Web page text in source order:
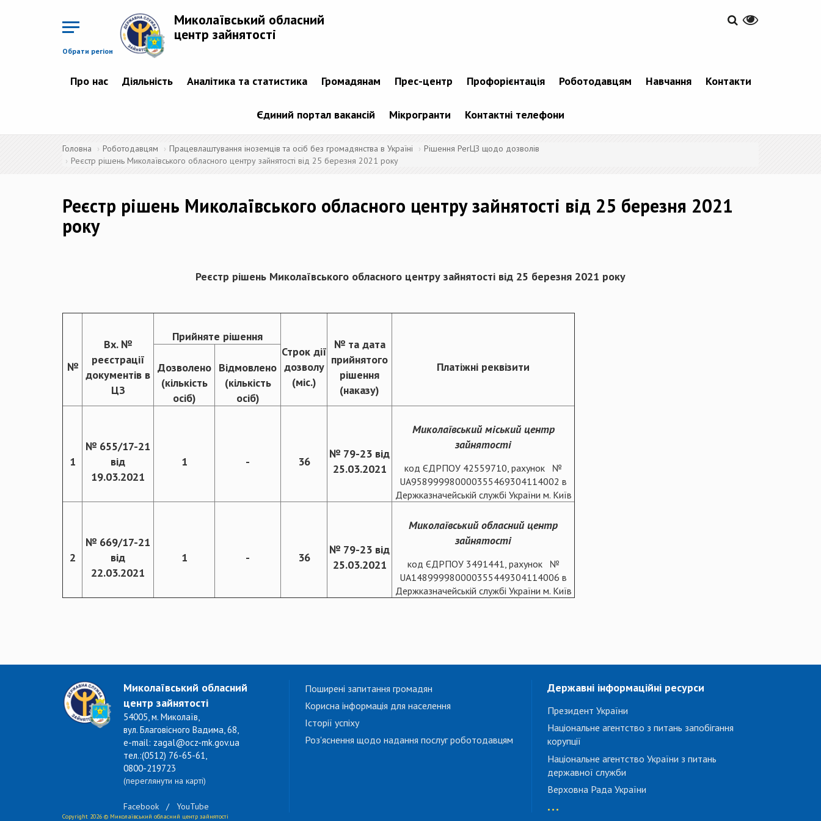
Обрати регіон
Миколаївський обласний
центр зайнятості
Про нас Діяльність Аналітика та статистика Громадянам Прес-центр Профорієнтація Роботодавцям Навчання Контакти
Єдиний портал вакансій Мікрогранти Контактні телефони
Головна Роботодавцям Працевлаштування іноземців та осіб без громадянства в Україні
Рішення PerЦЗ щодо дозволів
Реєстр рішень Миколаївського обласного центру зайнятості від 25 березня 2021 року
Реєстр рішень Миколаївського обласного центру зайнятості від 25 березня 2021
року
Реєстр рішень Миколаївського обласного центру зайнятості від 25 березня 2021 року
№
Вх. №
реєстрації
документів в
ЦЗ
Прийняте рішення
Строк дії
дозволу
(міс.)
№ та дата
прийнятого
рішення
(наказу)
Платіжні реквізити
Дозволено
(кількість
осіб)
Відмовлено
(кількість
осіб)
1
№ 655/17-21
від
19.03.2021
1 - 36
№ 79-23 від
25.03.2021
Миколаївський міський центр
зайнятості
код ЄДРПОУ 42559710, рахунок №
UA958999980000355469304114002 в
Держказначейській службі України м. Київ
2
№ 669/17-21
від
22.03.2021
1 - 36
№ 79-23 від
25.03.2021
Миколаївський обласний центр
зайнятості
код ЄДРПОУ 3491441, рахунок №
UA148999980000355449304114006 в
Держказначейській службі України м. Київ
Миколаївський обласний
центр зайнятості
54005, м. Миколаїв,
вул. Благовісного Вадима, 68,
e-mail: zagal@ocz-mk.gov.ua
тел.:(0512) 76-65-61,
0800-219723
(переглянути на карті)
Facebook / YouTube
Поширені запитання громадян
Корисна інформація для населення
Історії успіху
Роз'яснення щодо надання послуг роботодавцям
Державні інформаційні ресурси
Президент України
Національне агентство з питань запобігання
корупції
Національне агентство України з питань
державної служби
Верховна Рада України
...
Copyright 2026 © Миколаївський обласний центр зайнятості